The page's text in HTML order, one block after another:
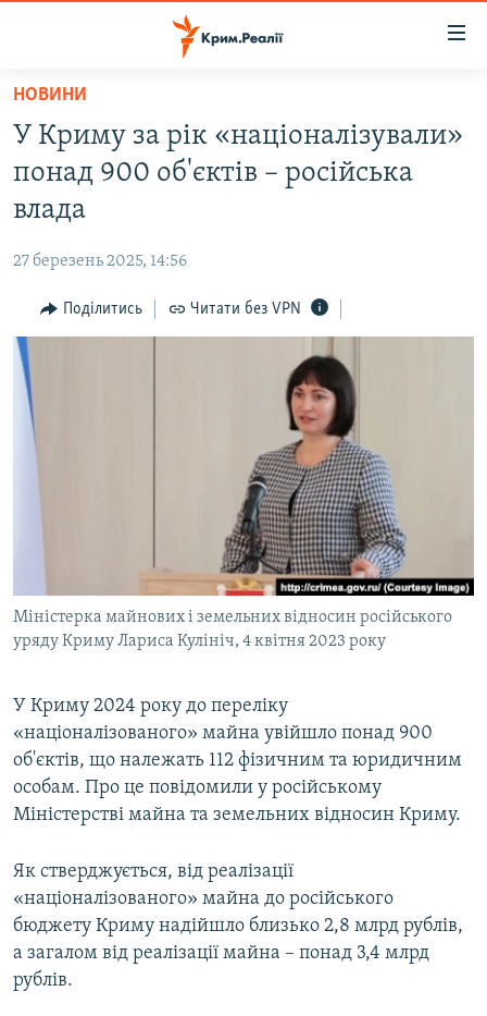
Перейти
основного
матеріалу
до
основної
навігації
Перейти
до
пошуку
ВОДА.КРИМ
БЛОГИ
ПОГЛЯД
ІНТЕРВ'Ю
ВСЕ ЗА ДЕНЬ
СПЕЦПРОЕКТИ
УКРАЇНСЬКА ПРОБЛЕМА КРИМУ
ІНФОГРАФІКА
ЯК ОБІЙТИ БЛОКУВАННЯ
ДОЛУЧАЙСЯ!
Усі сайти RFE/RL
НОВИНИ
У Криму за рік «націоналізували»
понад 900 об'єктів – російська
влада
27 березень 2025, 14:56
Поділитись Читати без VPN
Міністерка майнових і земельних відносин російського
уряду Криму Лариса Кулініч, 4 квітня 2023 року
У Криму 2024 року до переліку
«націоналізованого» майна увійшло понад 900
об'єктів, що належать 112 фізичним та юридичним
особам. Про це повідомили у російському
Міністерстві майна та земельних відносин Криму.
Як стверджується, від реалізації
«націоналізованого» майна до російського
бюджету Криму надійшло близько 2,8 млрд рублів,
а загалом від реалізації майна – понад 3,4 млрд
рублів.